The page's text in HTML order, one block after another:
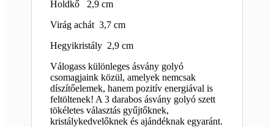
Holdkő 2,9 cm
Virág achát 3,7 cm
Hegyikristály 2,9 cm
Válogass különleges ásvány golyó
csomagjaink közül, amelyek nemcsak
díszítőelemek, hanem pozitív energiával is
feltöltenek! A 3 darabos ásvány golyó szett
tökéletes választás gyűjtőknek,
kristálykedvelőknek és ajándéknak egyaránt.